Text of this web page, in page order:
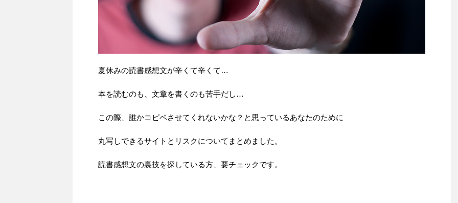
夏休みの読書感想文が辛くて辛くて…
本を読むのも、文章を書くのも苦手だし…
この際、誰かコピペさせてくれないかな？と思っているあなたのために
丸写しできるサイトとリスクについてまとめました。
読書感想文の裏技を探している方、要チェックです。